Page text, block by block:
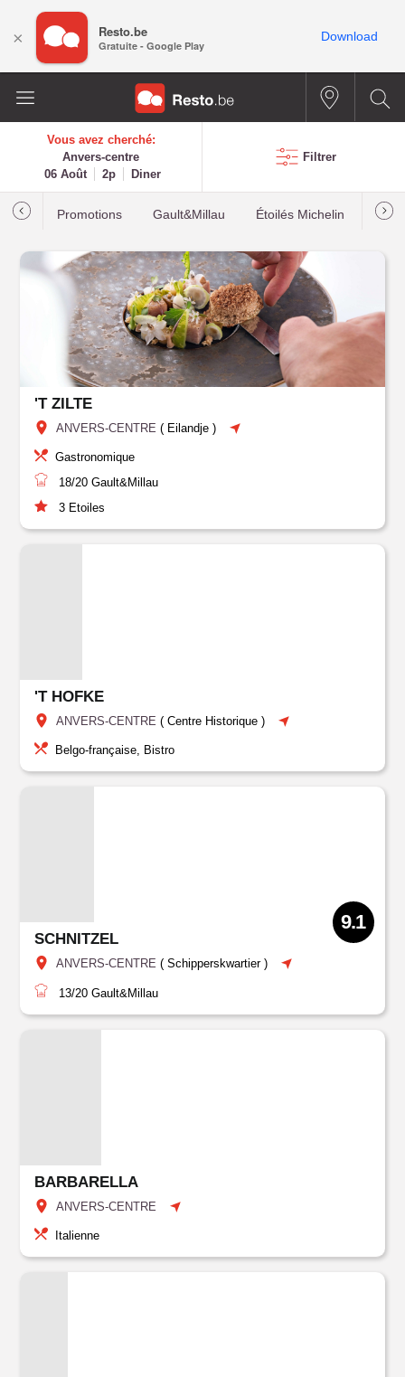
Vous avez cherché:
Anvers-centre
06 Août
2p Diner
Filtrer
Promotions Gault&Millau Étoilés Michelin Les
'T ZILTE
ANVERS-CENTRE ( Eilandje )
Gastronomique
18/20 Gault&Millau
3 Etoiles
'T HOFKE
ANVERS-CENTRE (Centre Historique )
Belgo-française, Bistro
SCHNITZEL
ANVERS-CENTRE (Schipperskwartier )
9.1
13/20 Gault&Millau
BARBARELLA
ANVERS-CENTRE
Italienne
× Resto.be
Gratuite - Google Play
Download